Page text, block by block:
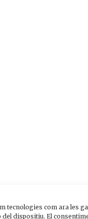
com ara les
dispositiu. El